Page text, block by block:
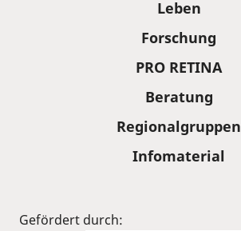
Leben
Forschung
PRO RETINA
Beratung
Regionalgruppen
Infomaterial
Gefördert durch: